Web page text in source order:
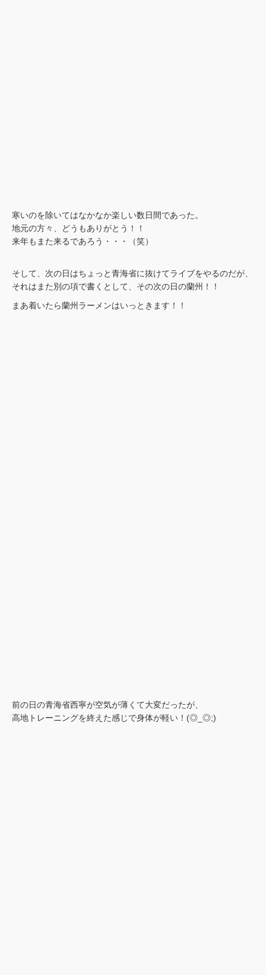
寒いのを除いてはなかなか楽しい数日間であった。
地元の方々、どうもありがとう！！
来年もまた来るであろう・・・（笑）
そして、次の日はちょっと青海省に抜けてライブをやるのだが、
それはまた別の項で書くとして、その次の日の蘭州！！
まあ着いたら蘭州ラーメンはいっときます！！
前の日の青海省西寧が空気が薄くて大変だったが、
高地トレーニングを終えた感じで身体が軽い！(◎_◎;)